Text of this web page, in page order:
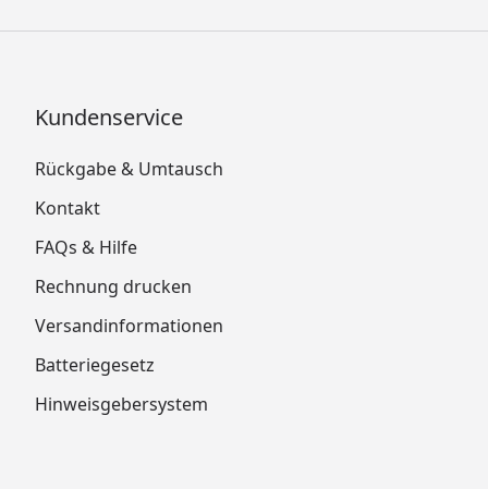
Kundenservice
Rückgabe & Umtausch
Kontakt
FAQs & Hilfe
Rechnung drucken
Versandinformationen
Batteriegesetz
Hinweisgebersystem